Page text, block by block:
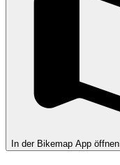
In der Bikemap App öffnen